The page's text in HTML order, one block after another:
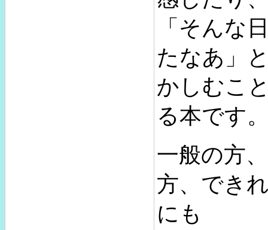
「そんな
たなあ」
かしむこ
る本です
一般の方
方、でき
にも